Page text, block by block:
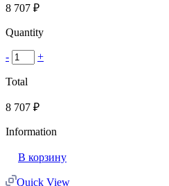
8 707 ₽
Quantity
- +
Total
8 707 ₽
Information
В корзину
Quick View